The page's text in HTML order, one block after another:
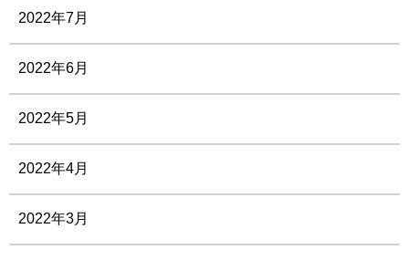
2022年7月
2022年6月
2022年5月
2022年4月
2022年3月